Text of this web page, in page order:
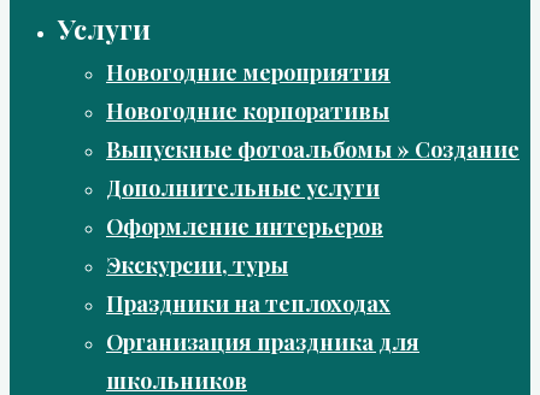
Услуги
Новогодние мероприятия
Новогодние корпоративы
Выпускные фотоальбомы » Создание
Дополнительные услуги
Оформление интерьеров
Экскурсии, туры
Праздники на теплоходах
Организация праздника для
школьников